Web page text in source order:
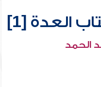
العدة [1]
الحمد